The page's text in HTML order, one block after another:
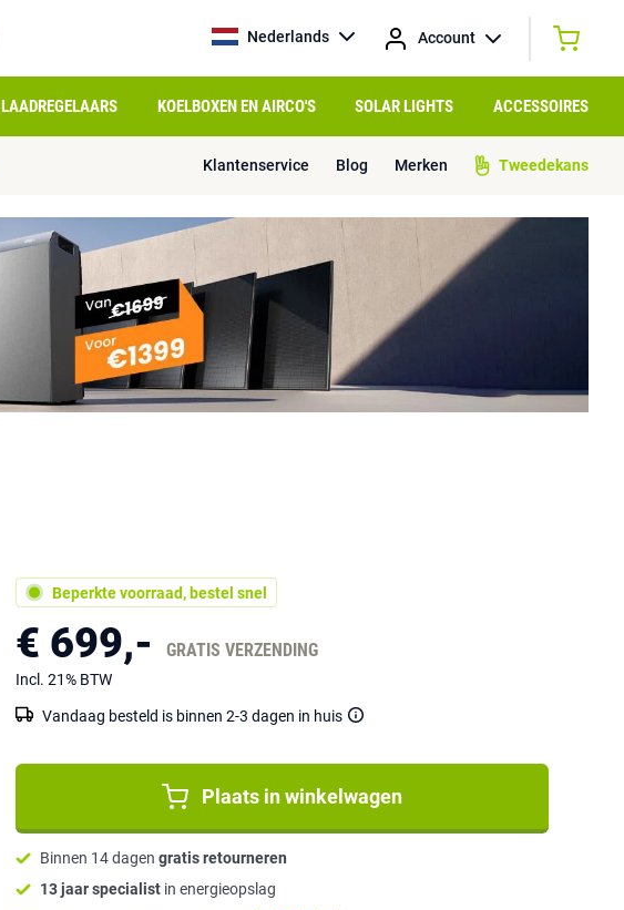
Nederlands Account
LAADREGELAARS KOELBOXEN EN AIRCO'S SOLAR LIGHTS ACCESSOIRES
Klantenservice Blog Merken Tweedekans
Beperkte voorraad, bestel snel
€ 699,- GRATIS VERZENDING
Incl. 21% BTW
Vandaag besteld is binnen 2-3 dagen in huis
Plaats in winkelwagen
Binnen 14 dagen gratis retourneren
13 jaar specialist in energieopslag